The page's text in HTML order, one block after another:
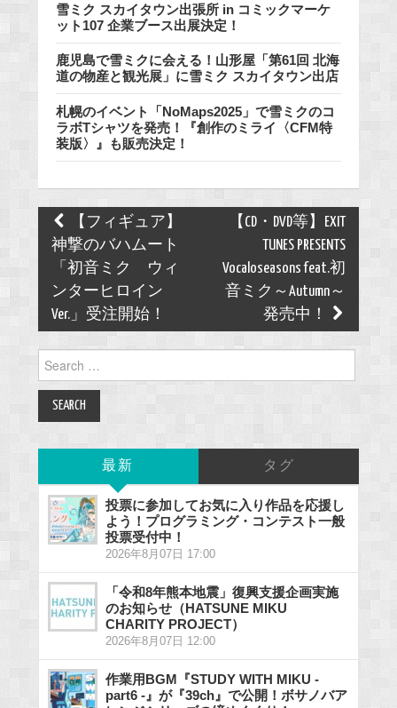
雪ミク スカイタウン出張所 in コミックマーケ
ット107 企業ブース出展決定！
鹿児島で雪ミクに会える！山形屋「第61回 北海
道の物産と観光展」に雪ミク スカイタウン出店
札幌のイベント「NoMaps2025」で雪ミクのコ
ラボTシャツを発売！『創作のミライ〈CFM特
装版〉』も販売決定！
Post
navigation
【フィギュア】
神撃のバハムート
「初音ミク ウィ
ンターヒロイン
Ver.」受注開始！
【CD・DVD等】EXIT
TUNES PRESENTS
Vocaloseasons feat.初
音ミク～Autumn～
発売中！
Search
for:
最新 タグ
投票に参加してお気に入り作品を応援し
よう！プログラミング・コンテスト一般
投票受付中！
2026年8月07日 17:00
「令和8年熊本地震」復興支援企画実施
のお知らせ（HATSUNE MIKU
CHARITY PROJECT）
2026年8月07日 12:00
作業用BGM『STUDY WITH MIKU -
part6 -』が『39ch』で公開！ボサノバア